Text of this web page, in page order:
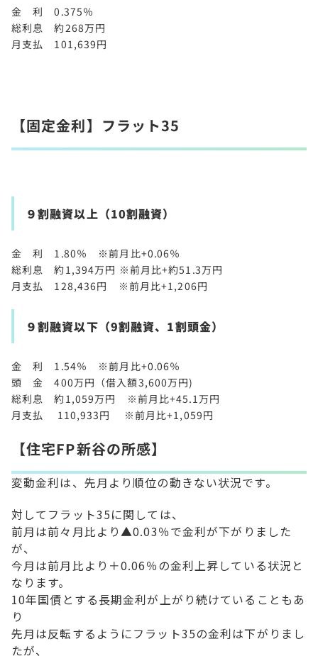
金 利 0.375％
総利息 約268万円
月支払 101,639円
【固定金利】フラット35
９割融資以上（10割融資）
金 利 1.80％ ※前月比+0.06％
総利息 約1,394万円 ※前月比+約51.3万円
月支払 128,436円 ※前月比+1,206円
９割融資以下（9割融資、1割頭金）
金 利 1.54％ ※前月比+0.06％
頭 金 400万円（借入額3,600万円)
総利息 約1,059万円 ※前月比+45.1万円
月支払 110,933円 ※前月比+1,059円
【住宅FP新谷の所感】
変動金利は、先月より順位の動きない状況です。
対してフラット35に関しては、
前月は前々月比より▲0.03％で金利が下がりました
が、
今月は前月比より＋0.06％の金利上昇している状況と
なります。
10年国債とする長期金利が上がり続けていることもあ
り
先月は反転するようにフラット35の金利は下がりまし
たが、